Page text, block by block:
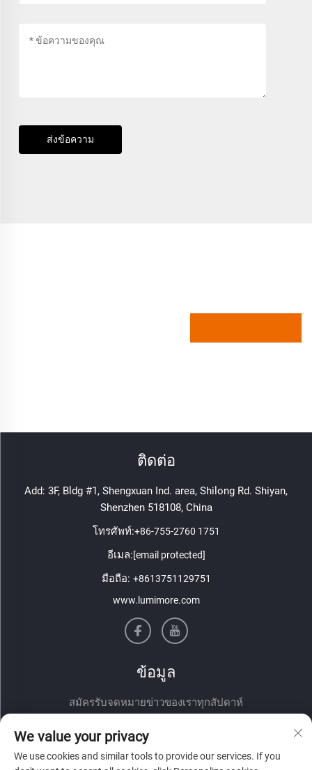
ส่งข้อความ
ติดต่อ
Add: 3F, Bldg #1, Shengxuan Ind. area, Shilong Rd. Shiyan,
Shenzhen 518108, China
โทรศัพท์:+86-755-2760 1751
อีเมล:[email protected]
มือถือ: +8613751129751
www.lumimore.com
ข้อมูล
สมัครรับจดหมายข่าวของเราทุกสัปดาห์
We value your privacy
We use cookies and similar tools to provide our services. If you